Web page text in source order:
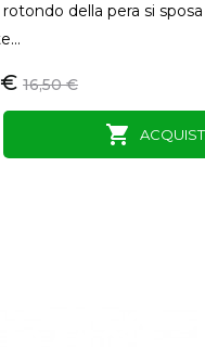
rotondo della pera si
16,50 €

ANTEPRIMA